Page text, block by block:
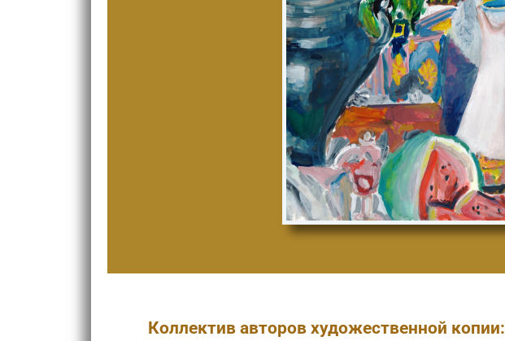
Коллектив авторов художественной копии: